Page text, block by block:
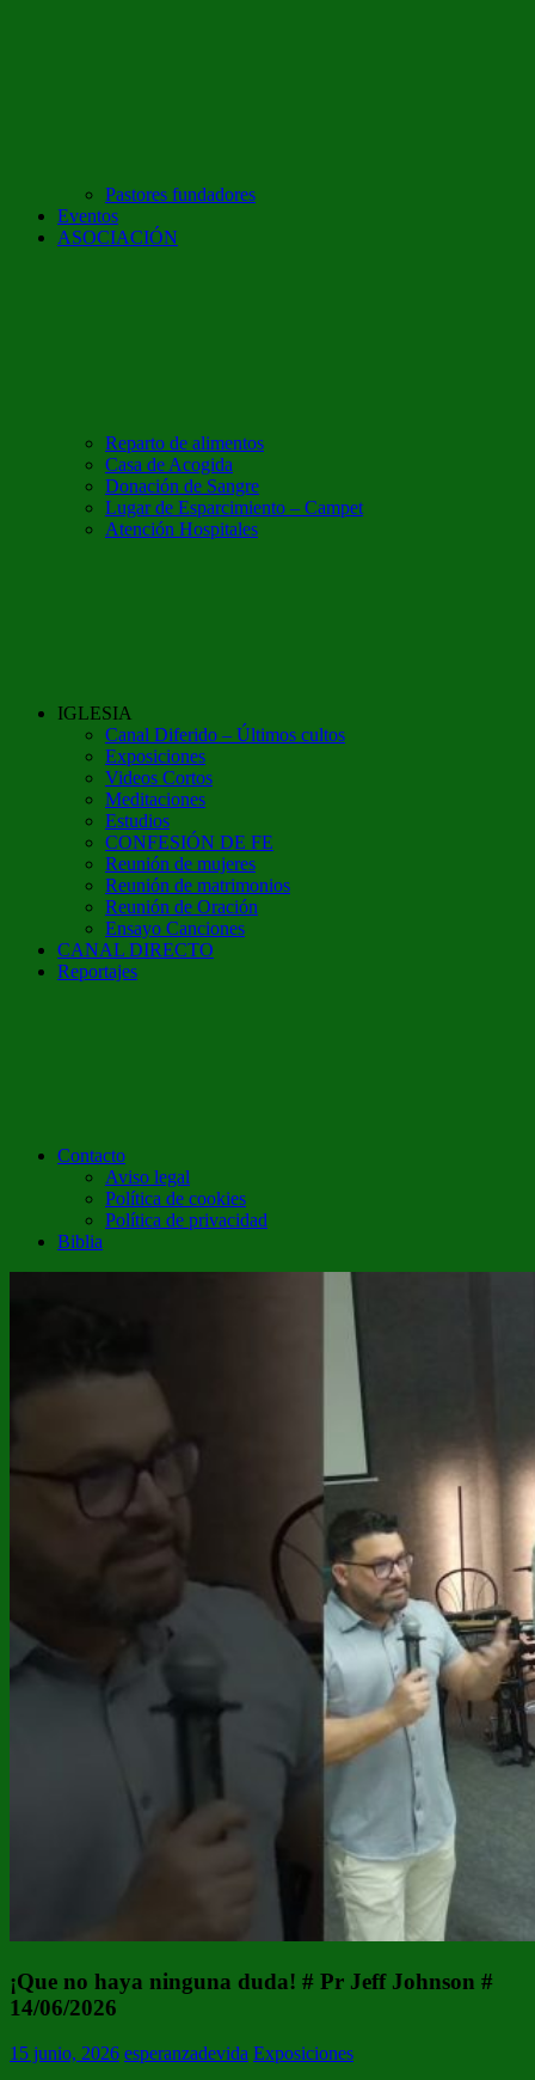
Pastores fundadores
Eventos
ASOCIACIÓN
Reparto de alimentos
Casa de Acogida
Donación de Sangre
Lugar de Esparcimiento – Campet
Atención Hospitales
IGLESIA
Canal Diferido – Últimos cultos
Exposiciones
Videos Cortos
Meditaciones
Estudios
CONFESIÓN DE FE
Reunión de mujeres
Reunión de matrimonios
Reunión de Oración
Ensayo Canciones
CANAL DIRECTO
Reportajes
Contacto
Aviso legal
Política de cookies
Política de privacidad
Biblia
¡Que no haya ninguna duda! # Pr Jeff Johnson #
14/06/2026
15 junio, 2026 esperanzadevida Exposiciones